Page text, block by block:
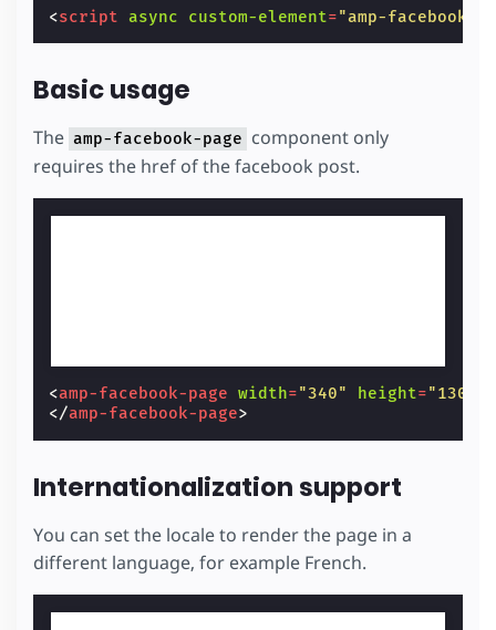
<script async custom-element="amp-facebook-
Basic usage
The amp-facebook-page component only
requires the href of the facebook post.
<amp-facebook-page width="340" height="130"
</amp-facebook-page>
Internationalization support
You can set the locale to render the page in a
different language, for example French.